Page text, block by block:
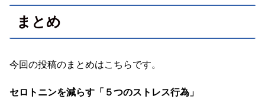
まとめ
今回の投稿のまとめはこちらです。
セロトニンを減らす「５つのストレス行為」